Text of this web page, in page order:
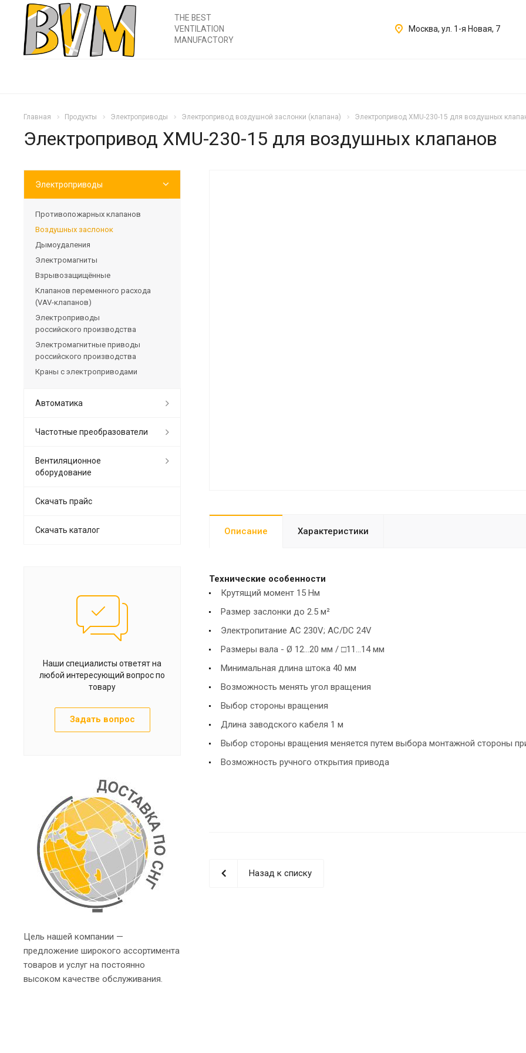
THE BEST
VENTILATION
MANUFACTORY
Москва, ул. 1-я Новая, 7
Главная Продукты Электроприводы Электропривод воздушной заслонки (клапана) Электропривод XMU-230-15 для воздушных
Электропривод XMU-230-15 для воздушных клапанов
Описание Характеристики
Технические особенности
Крутящий момент 15 Нм
Размер заслонки до 2.5 м²
Электропитание AC 230V; AC/DC 24V
Размеры вала - Ø 12...20 мм / □11...14 мм
Минимальная длина штока 40 мм
Возможность менять угол вращения
Выбор стороны вращения
Длина заводского кабеля 1 м
Выбор стороны вращения меняется путем выбора монтажной стороны
Возможность ручного открытия привода
Назад к списку
Электроприводы
Противопожарных клапанов
Воздушных заслонок
Дымоудаления
Электромагниты
Взрывозащищённые
Клапанов переменного расхода
(VAV-клапанов)
Электроприводы
российского производства
Электромагнитные приводы
российского производства
Краны с электроприводами
Автоматика
Частотные преобразователи
Вентиляционное
оборудование
Скачать прайс
Скачать каталог
Наши специалисты ответят на
любой интересующий вопрос по
товару
Задать вопрос
Цель нашей компании —
предложение широкого ассортимента
товаров и услуг на постоянно
высоком качестве обслуживания.